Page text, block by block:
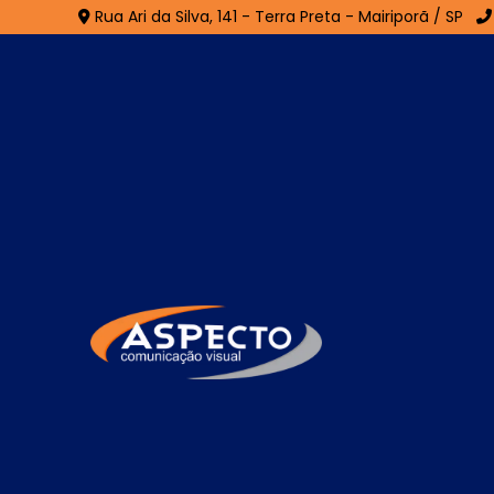
Rua Ari da Silva, 141 - Terra Preta - Mairiporã / SP
composição positiva, comunicação visual
certo! Seja bem-vindo a Aspecto
navegando em nosso site para conferir
disponíveis e fale diretamente com nosso